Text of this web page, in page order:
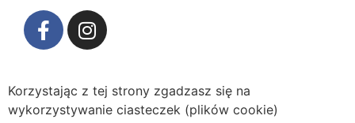
Korzystając z tej strony zgadzasz się na
wykorzystywanie ciasteczek (plików cookie)